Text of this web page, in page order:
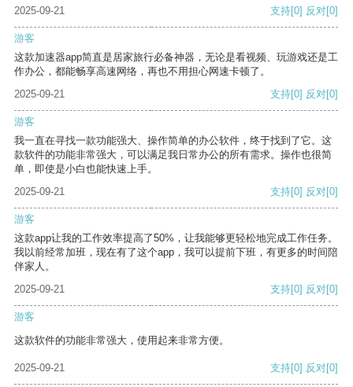
2025-09-21 支持[0] 反对[0]
游客
这款加速器app简直是居家旅行必备神器，无论是看视频、玩游戏还是工
作办公，都能畅享高速网络，再也不用担心网速卡顿了。
2025-09-21
支持[0] 反对[0]
游客
我一直在寻找一款功能强大、操作简单的办公软件，终于找到了它。这
款软件的功能非常强大，可以满足我日常办公的所有需求。操作也很简
单，即使是小白也能快速上手。
2025-09-21
支持[0] 反对[0]
游客
这款app让我的工作效率提高了50%，让我能够更轻松地完成工作任务。
我以前经常加班，现在有了这个app，我可以提前下班，有更多的时间陪
伴家人。
2025-09-21
支持[0] 反对[0]
游客
这款软件的功能非常强大，使用起来非常方便。
2025-09-21 支持[0] 反对[0]